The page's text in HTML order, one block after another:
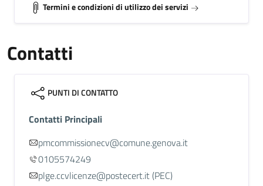
Termini e condizioni di utilizzo dei servizi
Contatti
PUNTI DI CONTATTO
Contatti Principali
pmcommissionecv@comune.genova.it
0105574249
plge.ccvlicenze@postecert.it (PEC)